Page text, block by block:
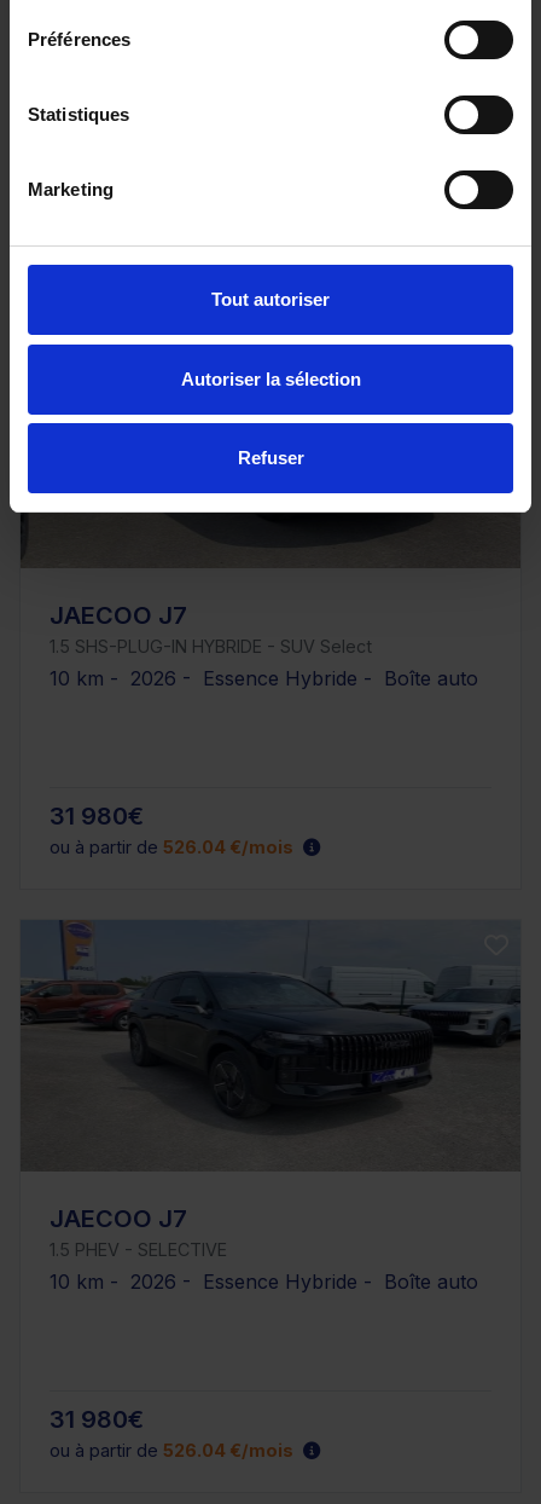
Préférences
Statistiques
Marketing
Tout autoriser
Autoriser la sélection
Refuser
100 BVM6 Bastille
ou à partir de261.08 €/mois
JAECOO J7
1.5 SHS-PLUG-IN HYBRIDE - SUV Select
10 km - 2026 - Essence Hybride - Boîte auto
31 980€
ou à partir de 526.04 €/mois
JAECOO J7
1.5 PHEV - SELECTIVE
10 km - 2026 - Essence Hybride - Boîte auto
31 980€
ou à partir de 526.04 €/mois